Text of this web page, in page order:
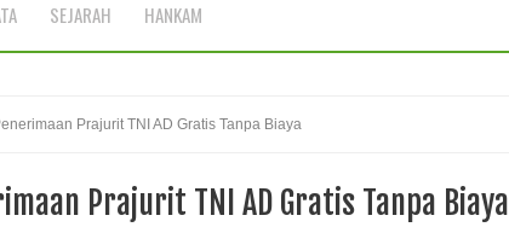
SEJARAH HANKAM
Prajurit TNI AD Gratis Tanpa Biaya
Prajurit TNI AD Gratis Tanpa Biaya